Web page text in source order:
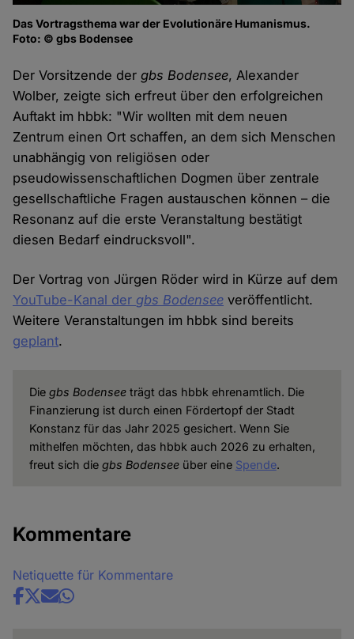
Das Vortragsthema war der Evolutionäre Humanismus.
Foto: © gbs Bodensee
Der Vorsitzende dergbs Bodensee, Alexander
Wolber, zeigte sich erfreut über den erfolgreichen
Auftakt im hbbk: "Wir wollten mit dem neuen
Zentrum einen Ort schaffen, an dem sich Menschen
unabhängig von religiösen oder
pseudowissenschaftlichen Dogmen über zentrale
gesellschaftliche Fragen austauschen können – die
Resonanz auf die erste Veranstaltung bestätigt
diesen Bedarf eindrucksvoll".
Der Vortrag von Jürgen Röder wird in Kürze auf dem
YouTube-Kanal der gbs Bodensee veröffentlicht.
Weitere Veranstaltungen im hbbk sind bereits
geplant.
Die gbs Bodenseeträgt das hbbk ehrenamtlich. Die
Finanzierung ist durch einen Fördertopf der Stadt
Konstanz für das Jahr 2025 gesichert. Wenn Sie
mithelfen möchten, das hbbk auch 2026 zu erhalten,
freut sich die gbs Bodenseeüber eine Spende.
Kommentare
Netiquette für Kommentare
Share